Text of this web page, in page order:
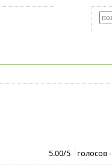
5.00/5 голосов -